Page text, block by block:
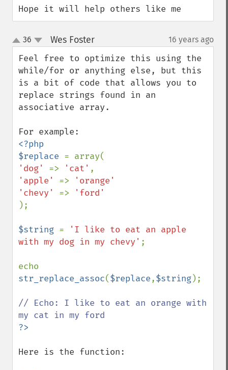
Hope it will help others like me
up
down
36 Wes Foster¶ 16 years ago
Feel free to optimize this using the
while/for or anything else, but this
is a bit of code that allows you to
replace strings found in an
associative array.
<?php
$replace
'dog' => 'cat'
'apple' =>
'orange'
'chevy' =>
);
$string =
'I like to eat an apple
with my dog in my chevy' ;
str_replace_assoc($replace,$string);
// Echo: I like to eat an orange with
Here is the function: